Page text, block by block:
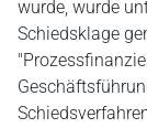
wurde, wurde
Schiedsklage